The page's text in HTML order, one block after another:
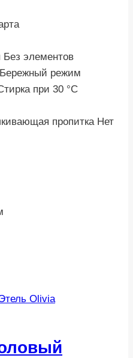
элементов
режим
при 30 °С
пропитка Нет